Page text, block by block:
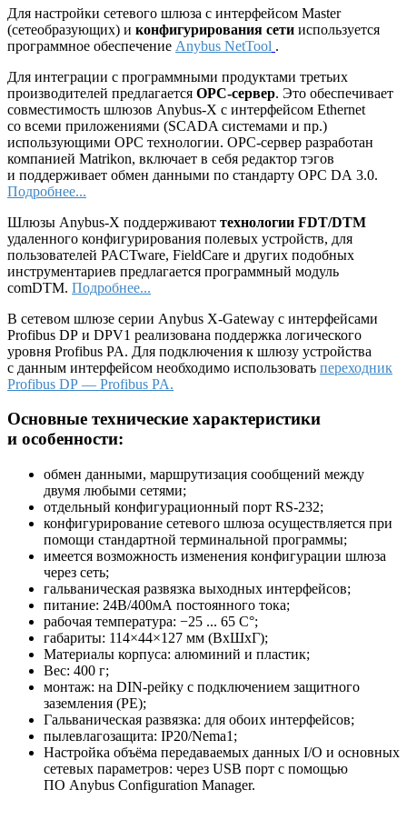
Для настройки сетевого шлюза с интерфейсом Master
(сетеобразующих) и конфигурирования сети используется
программное обеспечение Anybus NetTool .
Для интеграции с программными продуктами третьих
производителей предлагается ОРС-сервер. Это обеспечивает
совместимость шлюзов Anybus-X с интерфейсом Ethernet
со всеми приложениями (SCADA системами и пр.)
использующими ОРС технологии. ОРС-сервер разработан
компанией Matrikon, включает в себя редактор тэгов
и поддерживает обмен данными по стандарту OPC DA 3.0.
Подробнее...
Шлюзы Anybus-X поддерживают технологии FDT/DTM
удаленного конфигурирования полевых устройств, для
пользователей PACTware, FieldCare и других подобных
инструментариев предлагается программный модуль
comDTM. Подробнее...
В сетевом шлюзе серии Anybus X-Gateway с интерфейсами
Profibus DP и DPV1 реализована поддержка логического
уровня Profibus PA. Для подключения к шлюзу устройства
с данным интерфейсом необходимо использовать переходник
Profibus DP — Profibus PA.
Основные технические характеристики
и особенности:
обмен данными, маршрутизация сообщений между
двумя любыми сетями;
отдельный конфигурационный порт RS-232;
конфигурирование сетевого шлюза осуществляется при
помощи стандартной терминальной программы;
имеется возможность изменения конфигурации шлюза
через сеть;
гальваническая развязка выходных интерфейсов;
питание: 24В/400мА постоянного тока;
рабочая температура: −25 ... 65 С°;
габариты: 114×44×127 мм (ВхШхГ);
Материалы корпуса: алюминий и пластик;
Вес: 400 г;
монтаж: на DIN-рейку с подключением защитного
заземления (РЕ);
Гальваническая развязка: для обоих интерфейсов;
пылевлагозащита: IP20/Nema1;
Настройка объёма передаваемых данных I/O и основных
сетевых параметров: через USB порт с помощью
ПО Anybus Configuration Manager.